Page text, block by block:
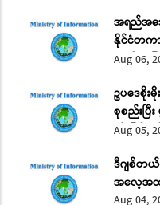
အရည်အသွ
နိုင်ငံတက
အရင်းအမ
Aug 06,
ဥပဒေစို
စုစည်းပြီ
ကို မြှင့်တ
Aug 05,
ဒီဂျစ်တယ်
အလေ့အထ
Aug 04,